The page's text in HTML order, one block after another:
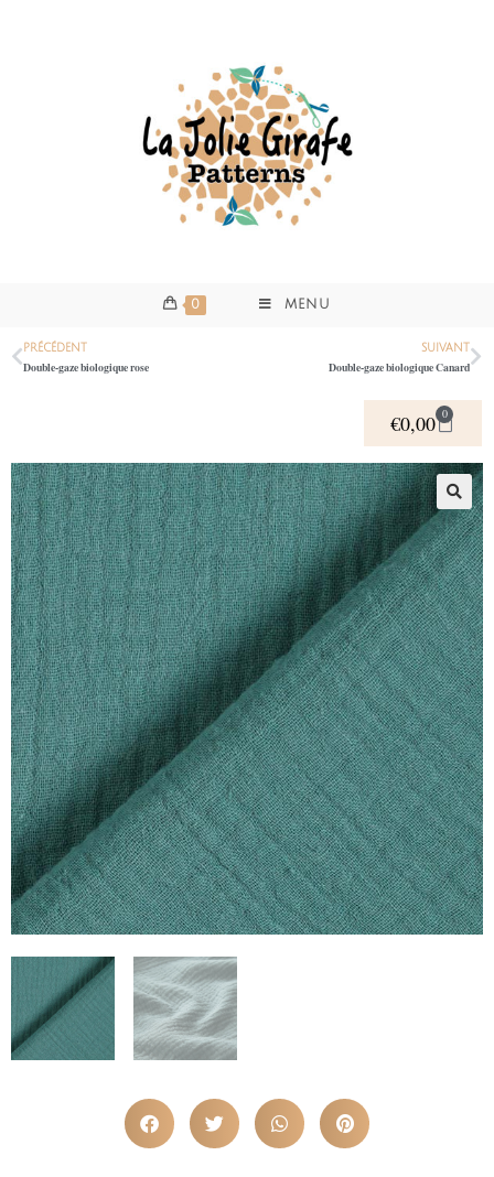
0 MENU
PRÉCÉDENT
Double-gaze biologique rose
SUIVANT
Double-gaze biologique Canard
€0,00 0